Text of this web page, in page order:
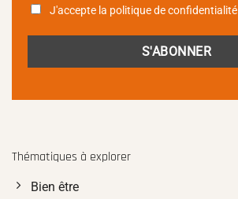
J'accepte la politique de confidentialité
Thématiques à explorer
Bien être